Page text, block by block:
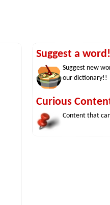
Suggest a word!
Suggest new
our dictionary!!
Curious
Content that